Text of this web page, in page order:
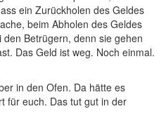
ein Zurückholen des Geldes
beim Abholen des Geldes
Betrügern, denn sie gehen
Das Geld ist weg. Noch einmal.
in den Ofen. Da hätte es
für euch. Das tut gut in der